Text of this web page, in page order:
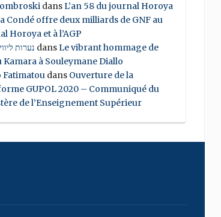
dansL’an 58 du journal Horoya
Condé offre deux milliards de GNF au
Horoya et à l’AGP
נערות dansLe vibrant hommage de
Kamara à Souleymane Diallo
Fatimatoudans Ouverture de la
GUPOL 2020 – Communiqué du
de l’Enseignement Supérieur